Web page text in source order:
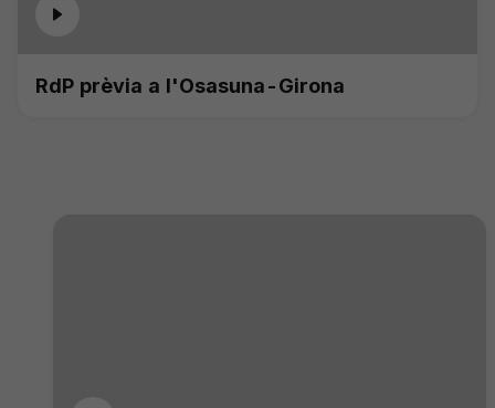
RdP prèvia a l'Osasuna-Girona